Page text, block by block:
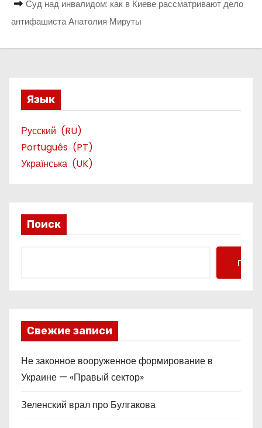
Суд над инвалидом: как в Киеве рассматривают дело
антифашиста Анатолия Мируты
Язык
Русский
RU
Português
PT
Українська
UK
Поиск
Поиск
Свежие записи
Не законное вооруженное формирование в
Украине — «Правый сектор»
Зеленский врал про Булгакова